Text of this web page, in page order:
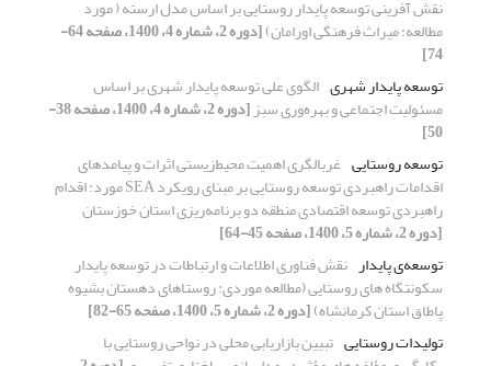
نقش آفرینی توسعه پایدار روستایی بر اساس مدل ارسته ( مورد
مطالعه: میراث فرهنگی اورامان) [دوره 2، شماره 4، 1400، صفحه 64-
74]
توسعه پایدار شهری الگوی علی توسعه پایدار شهری بر اساس
مسئولیت اجتماعی و بهره‌وری سبز [دوره 2، شماره 4، 1400، صفحه 38-
50]
توسعه روستایی غربالگری اهمیت محیط‌زیستی اثرات و پیامدهای
اقدامات راهبردی توسعه روستایی بر مبنای رویکرد SEA مورد: اقدام
راهبردی توسعه اقتصادی منطقه دو برنامه‌ریزی استان خوزستان
[دوره 2، شماره 5، 1400، صفحه 45-64]
توسعه‌‏ی پایدار نقش فناوری اطلاعات و ارتباطات در توسعه پایدار
سکونتگاه های روستایی (مطالعه موردی: روستاهای دهستان بشیوه
پاطاق استان کرمانشاه)[دوره 2، شماره 5، 1400، صفحه 65-82]
تولیدات روستایی تبیین بازاریابی محلی در نواحی روستایی با